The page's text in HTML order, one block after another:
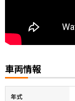
車両情報
年式